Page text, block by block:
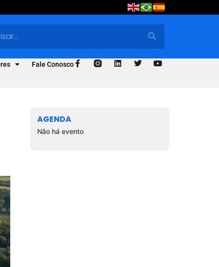
Fale Conosco
AGENDA
Não há evento